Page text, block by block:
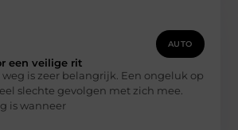
AUTO
een veilige rit
is zeer belangrijk. Een ongeluk op
slechte gevolgen met zich mee.
is wanneer